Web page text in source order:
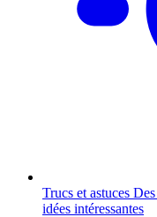
Trucs et astuces
idées intéressantes